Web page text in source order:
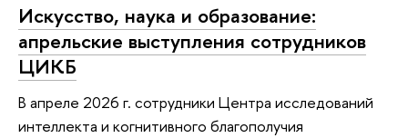
Искусство, наука и образование:
апрельские выступления сотрудников
ЦИКБ
В апреле 2026 г. сотрудники Центра исследований
интеллекта и когнитивного благополучия